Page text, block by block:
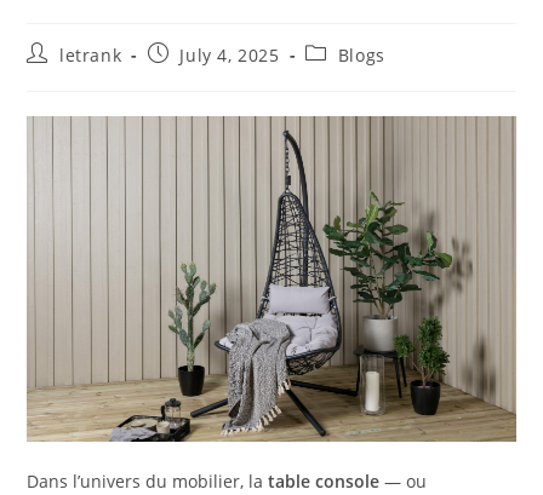
Postletrank
PostJuly 4, 2025
PostBlogs
Dans l’univers du mobilier, latable console — ou